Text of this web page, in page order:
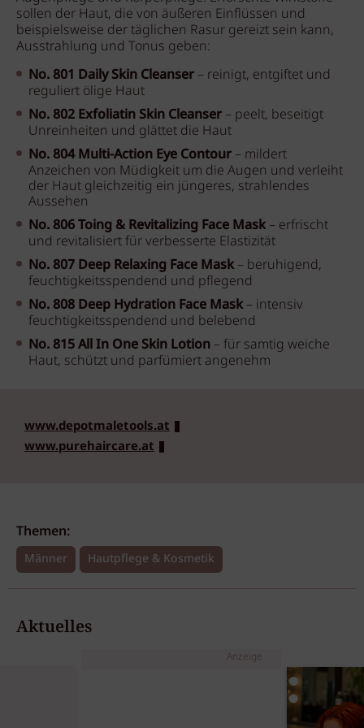
sollen der Haut, die von äußeren Einflüssen und
beispielsweise der täglichen Rasur gereizt sein kann,
Ausstrahlung und Tonus geben:
No. 801 Daily Skin Cleanser – reinigt, entgiftet und
reguliert ölige Haut
No. 802 Exfoliatin Skin Cleanser – peelt, beseitigt
Unreinheiten und glättet die Haut
No. 804 Multi-Action Eye Contour – mildert
Anzeichen von Müdigkeit um die Augen und verleiht
der Haut gleichzeitig ein jüngeres, strahlendes
Aussehen
No. 806 Toing & Revitalizing Face Mask– erfrischt
und revitalisiert für verbesserte Elastizität
No. 807 Deep Relaxing Face Mask– beruhigend,
feuchtigkeitsspendend und pflegend
No. 808 Deep Hydration Face Mask– intensiv
feuchtigkeitsspendend und belebend
No. 815 All In One Skin Lotion – für samtig weiche
Haut, schützt und parfümiert angenehm
www.depotmaletools.at
www.purehaircare.at
Themen:
Männer Hautpflege & Kosmetik
Aktuelles
Anzeige